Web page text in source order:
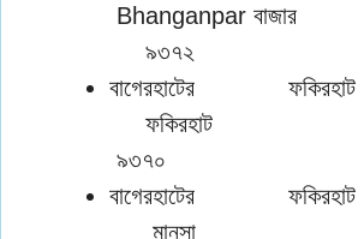
Bhanganpar
৯৩৭২
বাগেরহাটের
৯৩৭০
বাগেরহাটের